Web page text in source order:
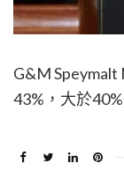
G&M Speymalt
43%，大於